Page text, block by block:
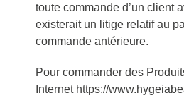
toute commande d’un client
existerait un litige relatif au
commande antérieure.
Pour commander des
Internet https://